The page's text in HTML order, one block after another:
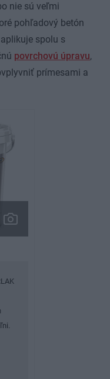
nie sú veľmi
pohľadový betón
spolu s
povrchovú úpravu,
prímesami a